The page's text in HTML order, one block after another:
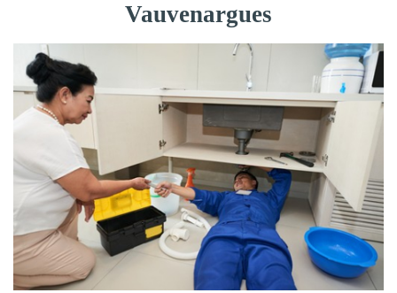
Vauvenargues